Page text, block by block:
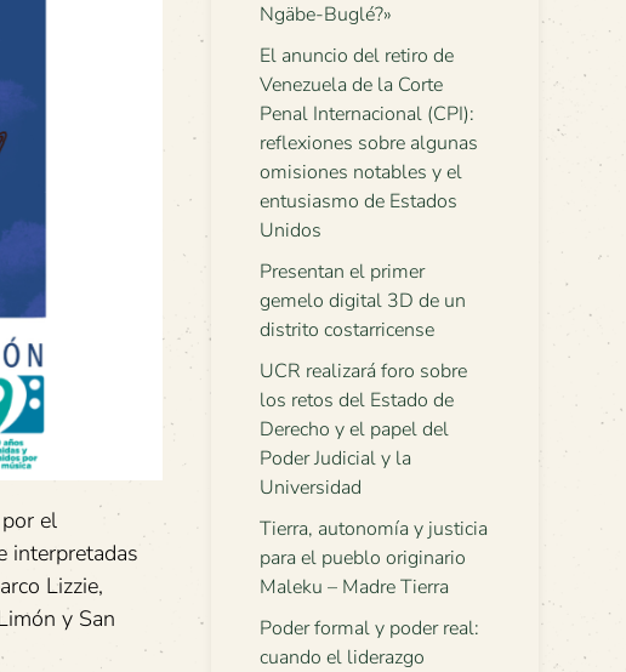
el
interpretadas
Lizzie,
y San
Ngäbe-Buglé?»
El anuncio del retiro de
Venezuela de la Corte
Penal Internacional (CPI):
reflexiones sobre algunas
omisiones notables y el
entusiasmo de Estados
Unidos
Presentan el primer
gemelo digital 3D de un
distrito costarricense
UCR realizará foro sobre
los retos del Estado de
Derecho y el papel del
Poder Judicial y la
Universidad
Tierra, autonomía y justicia
para el pueblo originario
Maleku – Madre Tierra
Poder formal y poder real:
cuando el liderazgo